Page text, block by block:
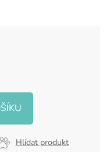
Hlídat produkt